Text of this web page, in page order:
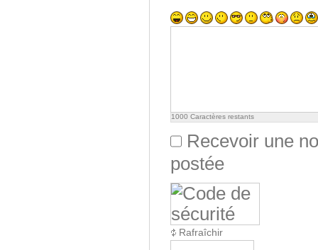
1000 Caractères restants
Recevoir une
postée
Rafraîchir